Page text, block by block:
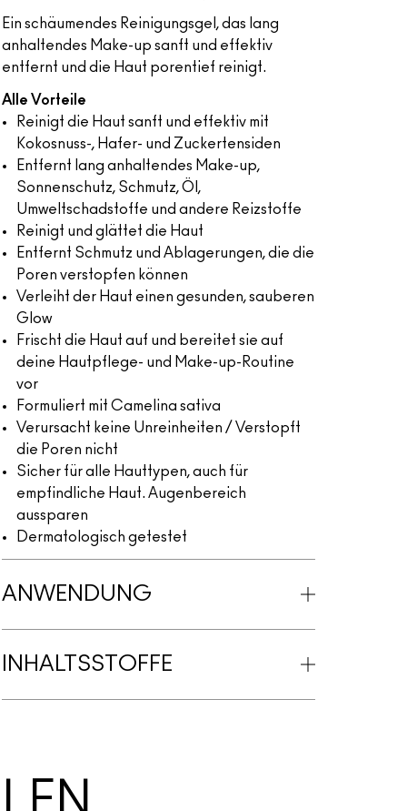
Ein schäumendes Reinigungsgel, das lang
anhaltendes Make-up sanft und effektiv
entfernt und die Haut porentief reinigt.
Alle Vorteile
Reinigt die Haut sanft und effektiv mit
Kokosnuss-, Hafer- und Zuckertensiden
Entfernt lang anhaltendes Make-up,
Sonnenschutz, Schmutz, Öl,
Umweltschadstoffe und andere Reizstoffe
Reinigt und glättet die Haut
Entfernt Schmutz und Ablagerungen, die die
Poren verstopfen können
Verleiht der Haut einen gesunden, sauberen
Glow
Frischt die Haut auf und bereitet sie auf
deine Hautpflege- und Make-up-Routine
vor
Formuliert mit Camelina sativa
Verursacht keine Unreinheiten / Verstopft
die Poren nicht
Sicher für alle Hauttypen, auch für
empfindliche Haut. Augenbereich
aussparen
Dermatologisch getestet
ANWENDUNG
INHALTSSTOFFE